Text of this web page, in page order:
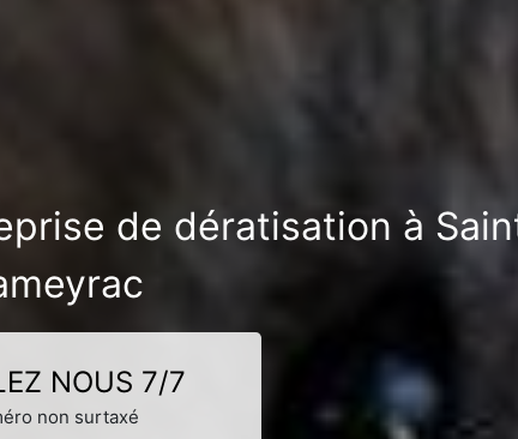
de dératisation à
NOUS 7/7
non surtaxé